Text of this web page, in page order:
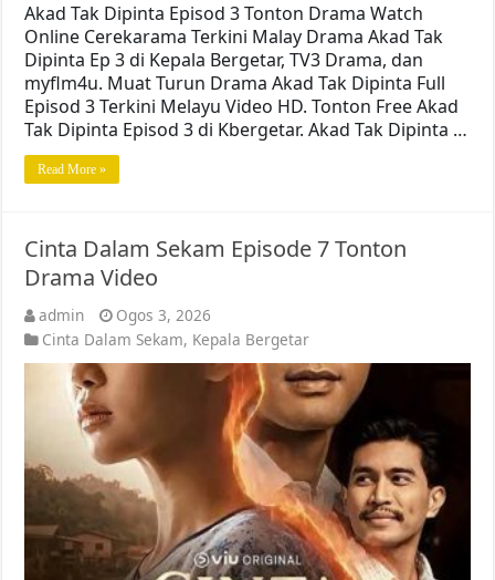
Akad Tak Dipinta Episod 3 Tonton Drama Watch
Online Cerekarama Terkini Malay Drama Akad Tak
Dipinta Ep 3 di Kepala Bergetar, TV3 Drama, dan
myflm4u. Muat Turun Drama Akad Tak Dipinta Full
Episod 3 Terkini Melayu Video HD. Tonton Free Akad
Tak Dipinta Episod 3 di Kbergetar. Akad Tak Dipinta …
Read More »
Cinta Dalam Sekam Episode 7 Tonton
Drama Video
admin
Ogos 3, 2026
Cinta Dalam Sekam, Kepala Bergetar